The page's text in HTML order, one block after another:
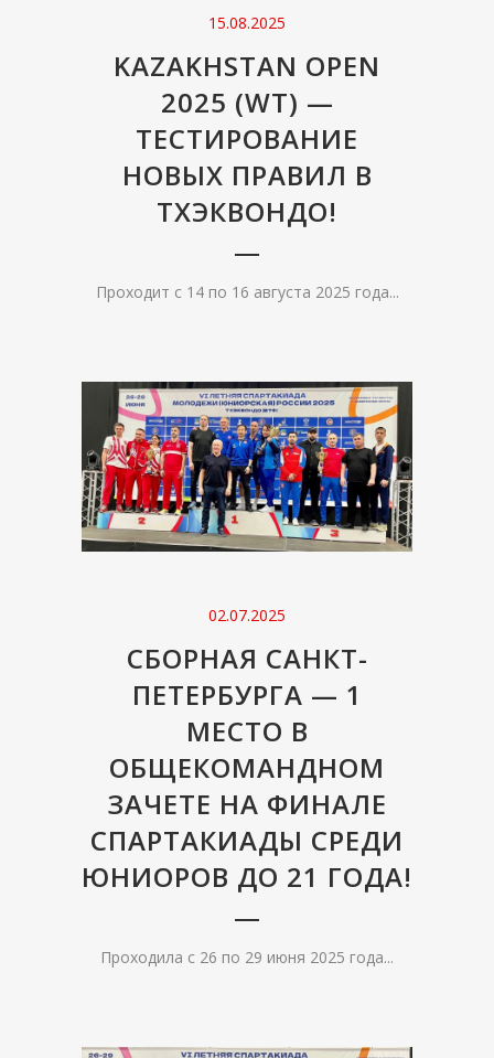
15.08.2025
KAZAKHSTAN OPEN
2025 (WT) —
ТЕСТИРОВАНИЕ
НОВЫХ ПРАВИЛ В
ТХЭКВОНДО!
Проходит с 14 по 16 августа 2025 года...
02.07.2025
СБОРНАЯ САНКТ-
ПЕТЕРБУРГА — 1
МЕСТО В
ОБЩЕКОМАНДНОМ
ЗАЧЕТЕ НА ФИНАЛЕ
СПАРТАКИАДЫ СРЕДИ
ЮНИОРОВ ДО 21 ГОДА!
Проходила с 26 по 29 июня 2025 года...